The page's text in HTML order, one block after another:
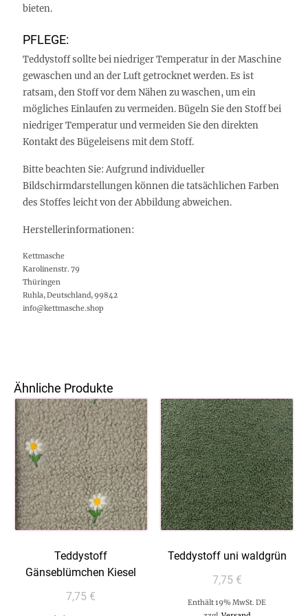
bieten.
PFLEGE:
Teddystoff sollte bei niedriger Temperatur in der Maschine
gewaschen und an der Luft getrocknet werden. Es ist
ratsam, den Stoff vor dem Nähen zu waschen, um ein
mögliches Einlaufen zu vermeiden. Bügeln Sie den Stoff bei
niedriger Temperatur und vermeiden Sie den direkten
Kontakt des Bügeleisens mit dem Stoff.
Bitte beachten Sie: Aufgrund individueller
Bildschirmdarstellungen können die tatsächlichen Farben
des Stoffes leicht von der Abbildung abweichen.
Herstellerinformationen:
Kettmasche
Karolinenstr. 79
Thüringen
Ruhla, Deutschland, 99842
info@kettmasche.shop
Ähnliche Produkte
Teddystoff
Gänseblümchen Kiesel
7,75 €
Teddystoff uni waldgrün
7,75 €
Enthält 19% MwSt. DE